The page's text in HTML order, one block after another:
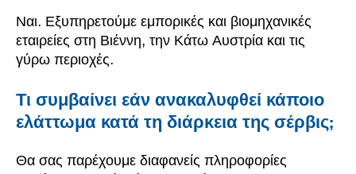
Ναι. Εξυπηρετούμε εμπορικές και βιομηχανικές
εταιρείες στη Βιέννη, την Κάτω Αυστρία και τις
γύρω περιοχές.
Τι συμβαίνει εάν ανακαλυφθεί κάποιο
ελάττωμα κατά τη διάρκεια της σέρβις;
Θα σας παρέχουμε διαφανείς πληροφορίες